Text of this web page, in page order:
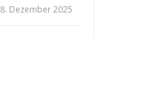
8. Dezember 2025